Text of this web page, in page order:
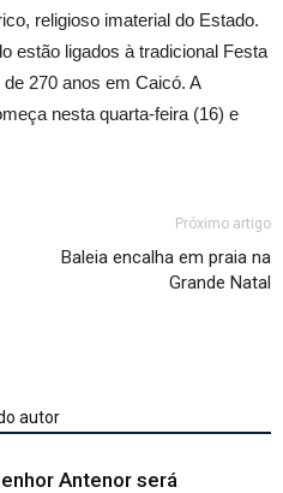
religioso imaterial do Estado.
estão ligados à tradicional Festa
270 anos em Caicó. A
nesta quarta-feira (16) e
Próximo artigo
Baleia encalha em praia na
Grande Natal
autor
Antenor será